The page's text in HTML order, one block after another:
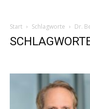
Start Schlagworte Dr.